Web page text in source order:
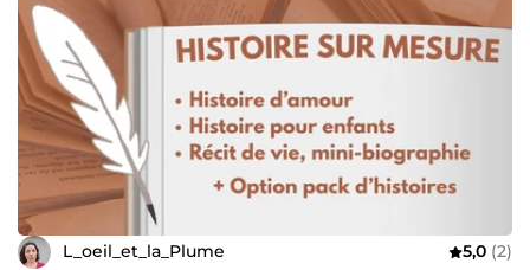
L_oeil_et_la_Plume 5,0 (2)